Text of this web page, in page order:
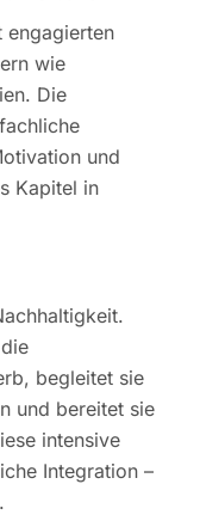
engagierten
wie
Die
und
Kapitel in
begleitet sie
und bereitet sie
intensive
Integration –